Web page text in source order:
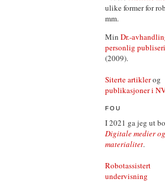
ulike former for
mm.
Min Dr.-
personlig
(2009).
Siterte artiklerog
publikasjoner i
FOU
I 2021 ga jeg ut
Digitale medier og
materialitet.
Robotassistert
undervisning